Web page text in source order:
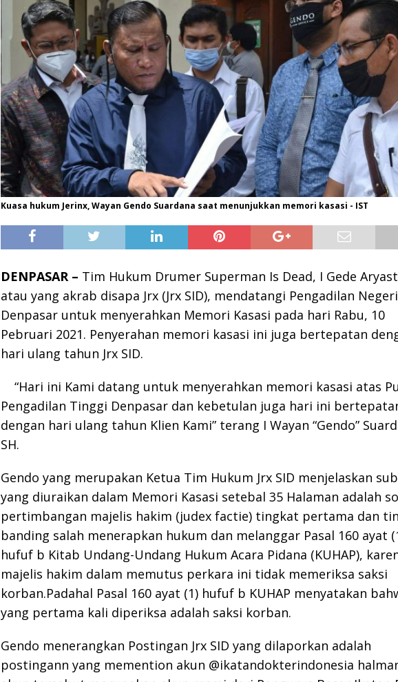
Kuasa hukum Jerinx, Wayan Gendo Suardana saat menunjukkan memori kasasi - IST
DENPASAR – Tim Hukum Drumer Superman Is Dead, I Gede
atau yang akrab disapa Jrx (Jrx SID), mendatangi Pengadilan Negeri
Denpasar untuk menyerahkan Memori Kasasi pada hari Rabu, 10
Pebruari 2021. Penyerahan memori kasasi ini juga bertepatan
hari ulang tahun Jrx SID.
“Hari ini Kami datang untuk menyerahkan memori kasasi atas
Pengadilan Tinggi Denpasar dan kebetulan juga hari ini
dengan hari ulang tahun Klien Kami” terang I Wayan “Gendo”
SH.
Gendo yang merupakan Ketua Tim Hukum Jrx SID menjelaskan
yang diuraikan dalam Memori Kasasi setebal 35 Halaman adalah
pertimbangan majelis hakim (judex factie) tingkat pertama dan
banding salah menerapkan hukum dan melanggar Pasal 160 ayat
hufuf b Kitab Undang-Undang Hukum Acara Pidana (KUHAP),
majelis hakim dalam memutus perkara ini tidak memeriksa saksi
korban.Padahal Pasal 160 ayat (1) hufuf b KUHAP menyatakan
yang pertama kali diperiksa adalah saksi korban.
Gendo menerangkan Postingan Jrx SID yang dilaporkan adalah
postingann yang memention akun @ikatandokterindonesia